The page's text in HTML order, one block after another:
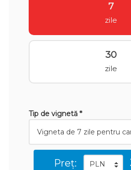
7
zile
30
zile
Tip de vignetă *
Preț: